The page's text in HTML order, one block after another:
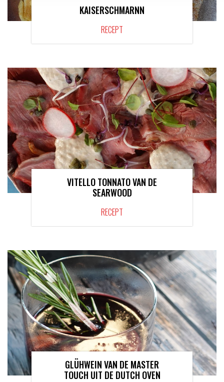
KAISERSCHMARNN
RECEPT
VITELLO TONNATO VAN DE
SEARWOOD
RECEPT
GLÜHWEIN VAN DE MASTER
TOUCH UIT DE DUTCH OVEN